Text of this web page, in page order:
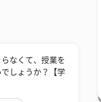
なくて、授業を
しょうか？【学